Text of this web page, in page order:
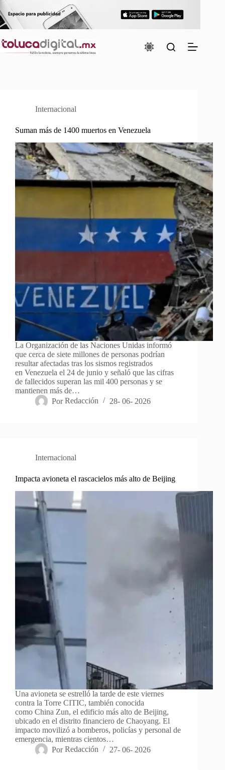
Saltar
al
contenido
Internacional
Suman más de 1400 muertos en Venezuela
La Organización de las Naciones Unidas informó
que cerca de siete millones de personas podrían
resultar afectadas tras los sismos registrados
en Venezuela el 24 de junio y señaló que las cifras
de fallecidos superan las mil 400 personas y se
mantienen más de…
Por Redacción 28- 06- 2026
Internacional
Impacta avioneta el rascacielos más alto de Beijing
Una avioneta se estrelló la tarde de este viernes
contra la Torre CITIC, también conocida
como China Zun, el edificio más alto de Beijing,
ubicado en el distrito financiero de Chaoyang. El
impacto movilizó a bomberos, policías y personal de
emergencia, mientras cientos…
Por Redacción 27- 06- 2026